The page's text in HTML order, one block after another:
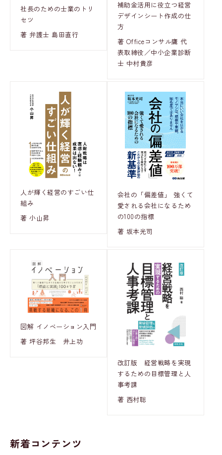
社長のための士業のトリ
セツ
著 弁護士 島田直行
補助金活用に役立つ経営
デザインシート作成の仕
方
著 Officeコンサル鷹 代
表取締役／中小企業診断
士 中村貴彦
人が輝く経営のすごい仕
組み
著 小山昇
会社の「偏差値」 強くて
愛される会社になるため
の100の指標
著 坂本光司
図解 イノベーション入門
著 坪谷邦生 井上功
改訂版 経営戦略を実現
するための目標管理と人
事考課
著 西村聡
新着コンテンツ